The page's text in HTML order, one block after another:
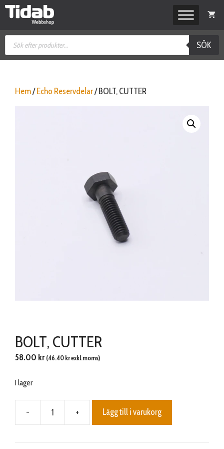
Hoppa
Produktsökning
SÖK
Hem/ Echo Reservdelar/ BOLT, CUTTER
BOLT, CUTTER
58.00 kr (46.40 krexkl.moms)
I lager
-
BOLT,
mängd
+ Lägg till i varukorg